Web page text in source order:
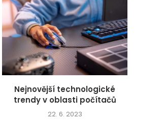
Nejnovější technologické
trendy v oblasti počítačů
22. 6. 2023